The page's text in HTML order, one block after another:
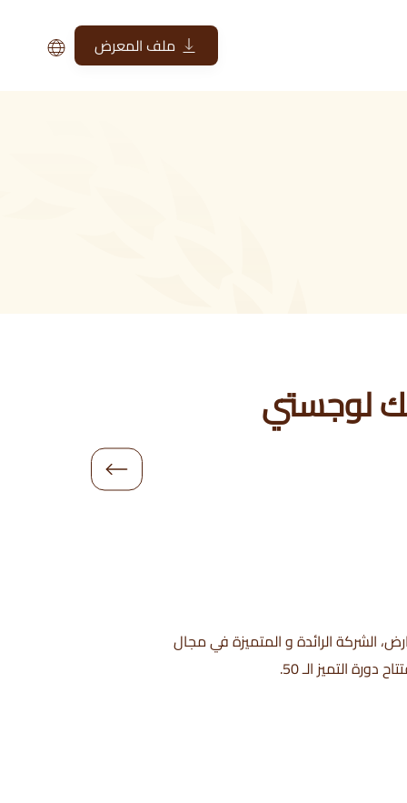
ملف المعرض
لوجستي
الشركة الرائدة و المتميزة في مجال
المعارض والمؤتمرات، نضمن من خلال خبرتها الواسعة أعلى جودة وأفضل دقة وعناية بكامل التفاصيل في حفل افتتاح دورة التميز الـ 50.